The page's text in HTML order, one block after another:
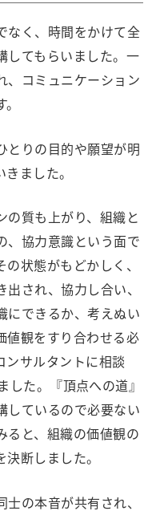
なく、時間をかけて全
してもらいました。一
、コミュニケーション
とりの目的や願望が明
ました。
の質も上がり、組織と
、協力意識という面で
状態がもどかしく、
され、協力し合い、
にできるか、考えぬい
値観をすり合わせる必
ンサルタントに相談
た。『頂点への道』
しているので必要ない
ると、組織の価値観の
断しました。
の本音が共有され、